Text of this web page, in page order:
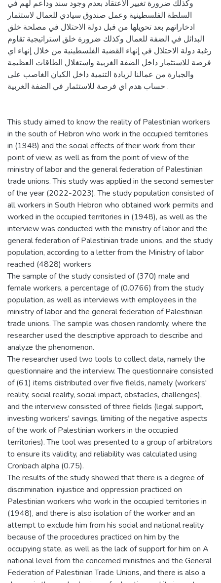
وكذلك ضرورة تغيير الاعتقاد بعدم وجود سند وداعم لهم في
السلطة الفلسطينية وعمل صندوق سيادي للعمال لاستثمار
ادخاراتهم بعد تحويلها من قبل دولة الاحتلال في مصلحة خلق
البدائل في الضفة للعمال وكذلك ضرورة خلق استراتيجية تقاوم
رغبة دولة الاحتلال في إنهاء القضية الفلسطينية من خلال إنهاء اي
فرصة للاستثمار داخل الضفة الغربية واستغلال الطاقات العظيمة
والجبارة من عمالنا لزيادة التنمية داخل الكيان الغاصب على
حساب هدم اي فرصة للاستثمار في الضفة الغربية .
This study aimed to know the reality of Palestinian workers
in the south of Hebron who work in the occupied territories
in (1948) and the social effects of their work from their
point of view, as well as from the point of view of the
ministry of labor and the general federation of Palestinian
trade unions. This study was applied in the second semester
of the year (2022-2023). The study population consisted of
all workers in South Hebron who obtained work permits and
worked in the occupied territories in (1948), as well as the
interview was conducted with the ministry of labor and the
general federation of Palestinian trade unions, and the study
population, according to a letter from the Ministry of labor
reached (4828) workers
The sample of the study consisted of (370) male and
female workers, a percentage of (0.0766) from the study
population, as well as interviews with employees in the
ministry of labor and the general federation of Palestinian
trade unions. The sample was chosen randomly, where the
researcher used the descriptive approach to describe and
analyze the phenomenon.
The researcher used two tools to collect data, namely the
questionnaire and the interview. The questionnaire consisted
of (61) items distributed over five fields, namely (workers'
reality, social reality, social impact, obstacles, challenges),
and the interview consisted of three fields (legal support,
investing workers' savings, limiting of the negative aspects
of the work of Palestinian workers in the occupied
territories). The tool was presented to a group of arbitrators
to ensure its validity, and reliability was calculated using
Cronbach alpha (0.75).
The results of the study showed that there is a degree of
discrimination, injustice and oppression practiced on
Palestinian workers who work in the occupied territories in
(1948), and there is also isolation of the worker and an
attempt to exclude him from his social and national reality
because of the procedures practiced on him by the
occupying state, as well as the lack of support for him on A
national level from the concerned ministries and the General
Federation of Palestinian Trade Unions, and there is also a